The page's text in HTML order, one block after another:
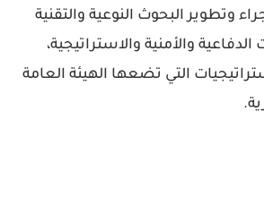
وتطوير البحوث النوعية والتقنية
والأمنية والاستراتيجية،
التي تضعها الهيئة العامة